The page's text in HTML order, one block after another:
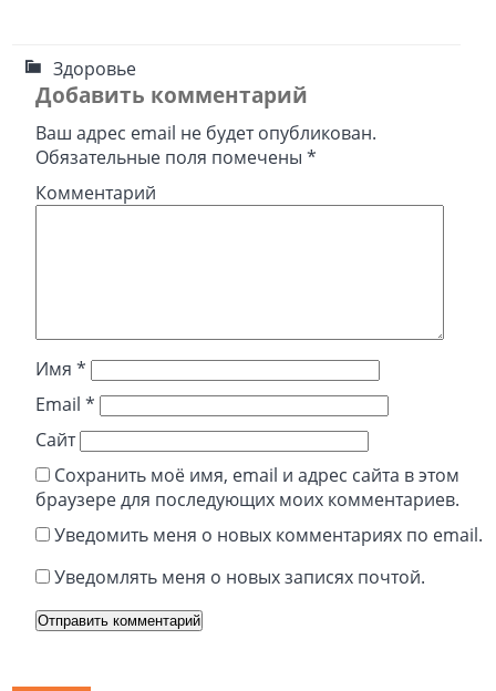
Здоровье
Добавить комментарий
Ваш адрес email не будет опубликован.
Обязательные поля помечены*
Комментарий
Имя*
Email*
Сайт
Сохранить моё имя, email и адрес сайта в этом
браузере для последующих моих комментариев.
Уведомить меня о новых комментариях по email.
Уведомлять меня о новых записях почтой.